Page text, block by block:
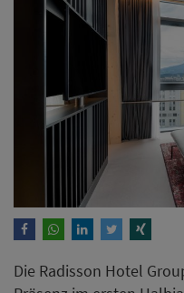
Die Radisson Hotel